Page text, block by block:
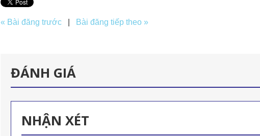
« Bài đăng trước Bài đăng tiếp theo »
ĐÁNH GIÁ
NHẬN XÉT